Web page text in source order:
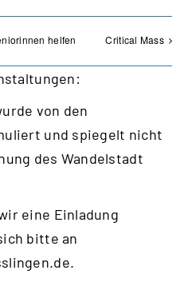
helfen Critical Mass
von den
und spiegelt nicht
des Wandelstadt
eine Einladung
bitte an
.